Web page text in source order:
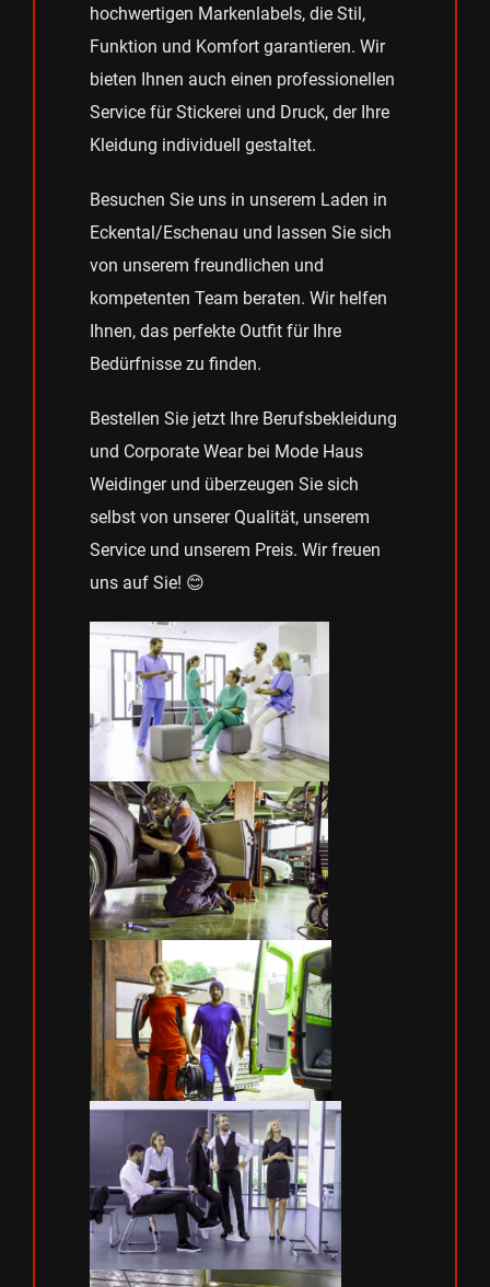
hochwertigen Markenlabels, die Stil,
Funktion und Komfort garantieren. Wir
bieten Ihnen auch einen professionellen
Service für Stickerei und Druck, der Ihre
Kleidung individuell gestaltet.
Besuchen Sie uns in unserem Laden in
Eckental/Eschenau und lassen Sie sich
von unserem freundlichen und
kompetenten Team beraten. Wir helfen
Ihnen, das perfekte Outfit für Ihre
Bedürfnisse zu finden.
Bestellen Sie jetzt Ihre Berufsbekleidung
und Corporate Wear bei Mode Haus
Weidinger und überzeugen Sie sich
selbst von unserer Qualität, unserem
Service und unserem Preis. Wir freuen
uns auf Sie! 😊